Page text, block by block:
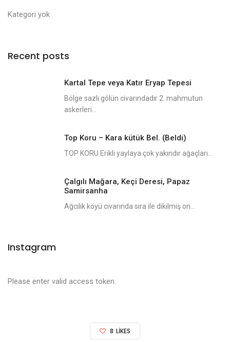
Kategori yok
Recent posts
Kartal Tepe veya Katır Eryap Tepesi
Bölge sazlı gölün civarındadır 2. mahmutun
askerleri...
Top Koru – Kara kütük Bel. (Beldi)
TOP KORU Erikli yaylaya çok yakındır ağaçları...
Çalgılı Mağara, Keçi Deresi, Papaz
Samirsanha
Ağcılık köyü civarında sıra ile dikilmiş on...
Instagram
Please enter valid access token.
8 LIKES